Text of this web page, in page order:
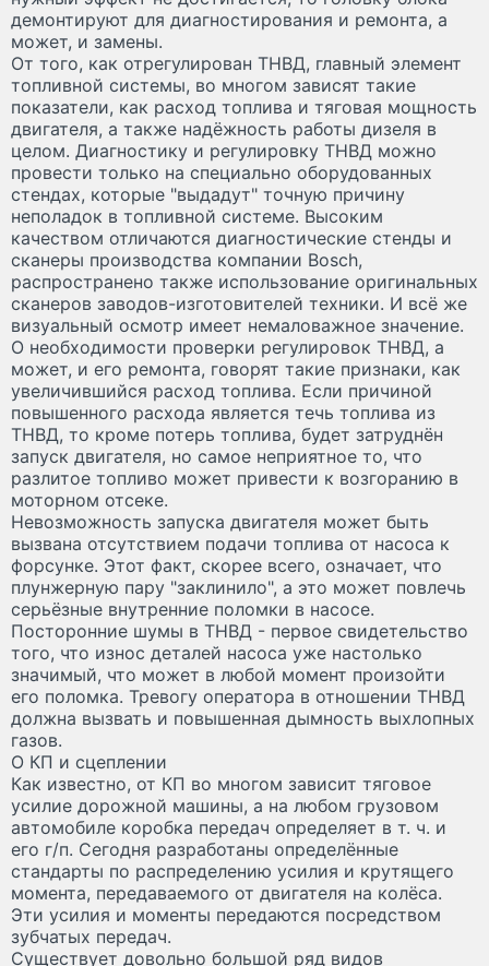
демонтируют для диагностирования и ремонта, а
может, и замены.
От того, как отрегулирован ТНВД, главный элемент
топливной системы, во многом зависят такие
показатели, как расход топлива и тяговая мощность
двигателя, а также надёжность работы дизеля в
целом. Диагностику и регулировку ТНВД можно
провести только на специально оборудованных
стендах, которые "выдадут" точную причину
неполадок в топливной системе. Высоким
качеством отличаются диагностические стенды и
сканеры производства компании Bosch,
распространено также использование оригинальных
сканеров заводов-изготовителей техники. И всё же
визуальный осмотр имеет немаловажное значение.
О необходимости проверки регулировок ТНВД, а
может, и его ремонта, говорят такие признаки, как
увеличившийся расход топлива. Если причиной
повышенного расхода является течь топлива из
ТНВД, то кроме потерь топлива, будет затруднён
запуск двигателя, но самое неприятное то, что
разлитое топливо может привести к возгоранию в
моторном отсеке.
Невозможность запуска двигателя может быть
вызвана отсутствием подачи топлива от насоса к
форсунке. Этот факт, скорее всего, означает, что
плунжерную пару "заклинило", а это может повлечь
серьёзные внутренние поломки в насосе.
Посторонние шумы в ТНВД - первое свидетельство
того, что износ деталей насоса уже настолько
значимый, что может в любой момент произойти
его поломка. Тревогу оператора в отношении ТНВД
должна вызвать и повышенная дымность выхлопных
газов.
О КП и сцеплении
Как известно, от КП во многом зависит тяговое
усилие дорожной машины, а на любом грузовом
автомобиле коробка передач определяет в т. ч. и
его г/п. Сегодня разработаны определённые
стандарты по распределению усилия и крутящего
момента, передаваемого от двигателя на колёса.
Эти усилия и моменты передаются посредством
зубчатых передач.
Существует довольно большой ряд видов